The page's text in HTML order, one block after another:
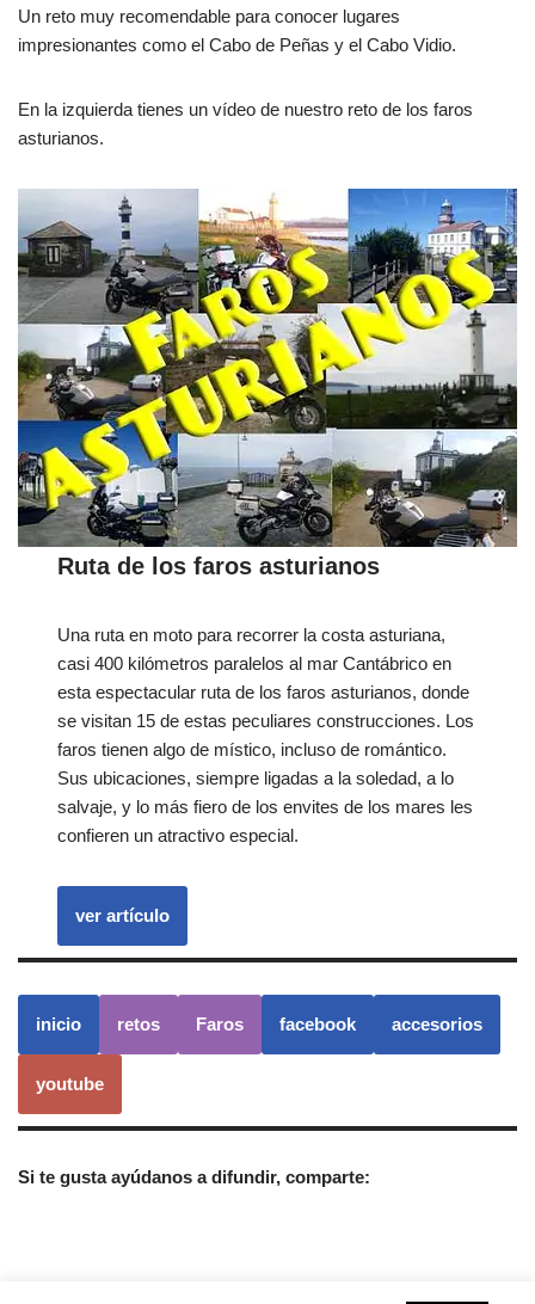
Un reto muy recomendable para conocer lugares
impresionantes como el Cabo de Peñas y el Cabo Vidio.
En la izquierda tienes un vídeo de nuestro reto de los faros
asturianos.
Ruta de los faros asturianos
Una ruta en moto para recorrer la costa asturiana,
casi 400 kilómetros paralelos al mar Cantábrico en
esta espectacular ruta de los faros asturianos, donde
se visitan 15 de estas peculiares construcciones. Los
faros tienen algo de místico, incluso de romántico.
Sus ubicaciones, siempre ligadas a la soledad, a lo
salvaje, y lo más fiero de los envites de los mares les
confieren un atractivo especial.
ver artículo
inicio retos Faros facebook accesorios
youtube
Si te gusta ayúdanos a difundir, comparte: